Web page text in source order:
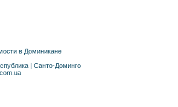
в Доминикане
| Санто-Доминго